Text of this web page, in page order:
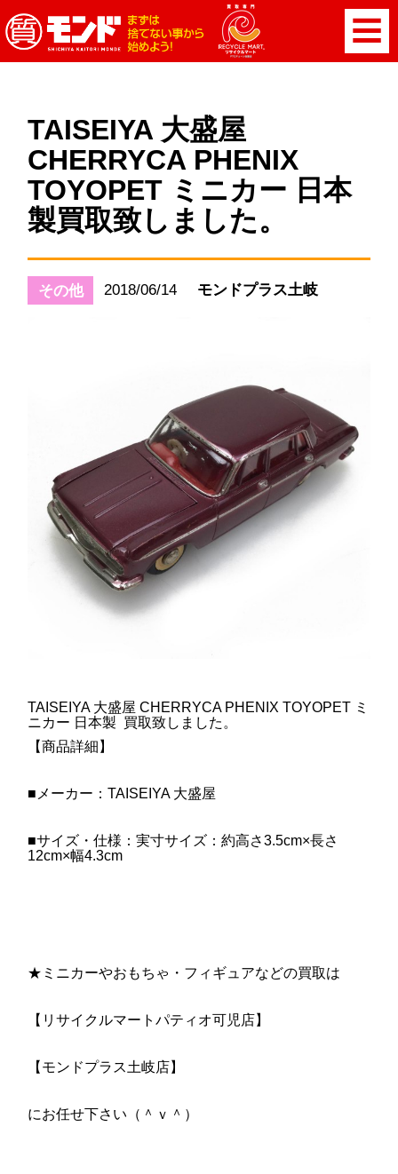
TAISEIYA 大盛屋
CHERRYCA PHENIX
TOYOPET ミニカー 日本
製買取致しました。
その他 2018/06/14 モンドプラス土岐
TAISEIYA 大盛屋 CHERRYCA PHENIX TOYOPET ミ
ニカー 日本製 買取致しました。
【商品詳細】
■メーカー：TAISEIYA 大盛屋
■サイズ・仕様：実寸サイズ：約高さ3.5cm×長さ
12cm×幅4.3cm
★ミニカーやおもちゃ・フィギュアなどの買取は
【リサイクルマートパティオ可児店】
【モンドプラス土岐店】
にお任せ下さい（＾ｖ＾）